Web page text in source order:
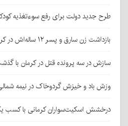
طرح جدید دولت برای رفع سوءتغذیه
بازداشت زن سارق و پسر ۱۲ ساله‌اش در کرمان
سازش در سه پرونده قتل در کرمان با
وزش باد و خیزش گردوخاک در نیمه
درخشش اسکیت‌سواران کرمانی با کسب